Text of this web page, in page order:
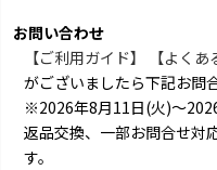
お問い合わせ
【ご利用ガイド】
【よくあ
がございましたら下記お問
※2026年8月11日(火)～
返品交換、一部お問合せ対
す。